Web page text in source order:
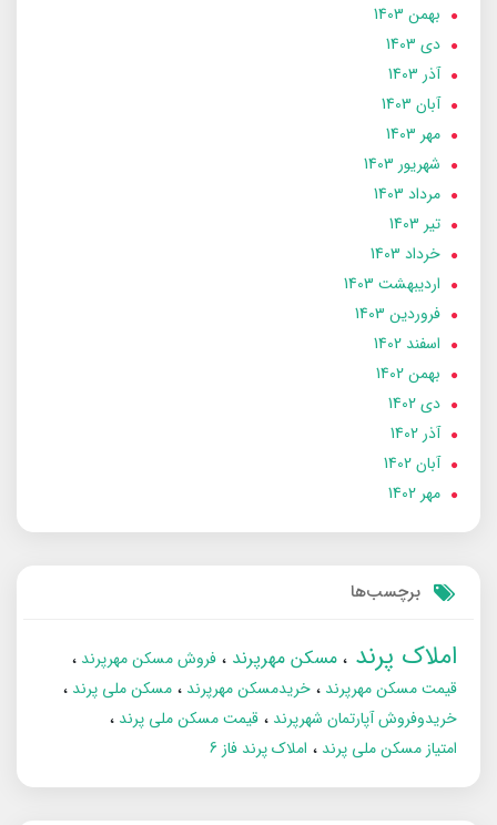
بهمن 1403
دی 1403
آذر 1403
آبان 1403
مهر 1403
شهریور 1403
مرداد 1403
تير 1403
خرداد 1403
ارديبهشت 1403
فروردین 1403
اسفند 1402
بهمن 1402
دی 1402
آذر 1402
آبان 1402
مهر 1402
برچسب‌ها
املاک پرند مسکن مهرپرند
فروش مسکن مهرپرند
قیمت مسکن مهرپرند
خریدمسکن مهرپرند
مسکن ملی پرند
خریدوفروش آپارتمان شهرپرند
قیمت مسکن ملی پرند
امتیاز مسکن ملی پرند
املاک پرند فاز 6